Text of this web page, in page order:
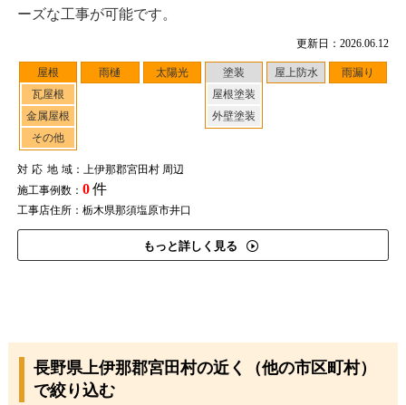
更新日：2026.06.12
屋根
瓦屋根
金属屋根
その他
雨樋 太陽光
塗装
屋根塗装
外壁塗装
屋上防水 雨漏り
対応地域：上伊那郡宮田村 周辺
施工事例数： 0件
工事店住所：栃木県那須塩原市井口
もっと詳しく見る
ーズな工事が可能です。
長野県上伊那郡宮田村の近く（他の市区町村）
で絞り込む